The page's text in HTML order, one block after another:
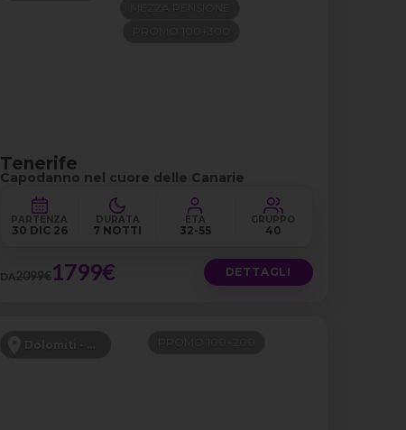
Tenerife
Capodanno nel cuore delle Canarie
PARTENZA
30 DIC 26
DURATA
7 NOTTI
ETÀ
32-55
GRUPPO
40
DA2099€1799€ DETTAGLI
Dolomiti - Canazei